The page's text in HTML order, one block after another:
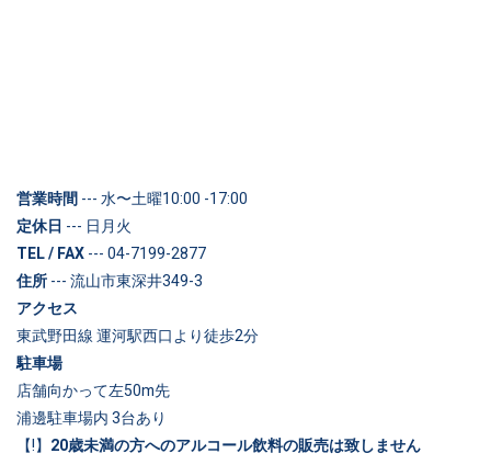
営業時間--- 水〜土曜10:00 -17:00
定休日 --- 日月火
TEL / FAX--- 04-7199-2877
住所--- 流山市東深井349-3
アクセス
東武野田線 運河駅西口より徒歩2分
駐車場
店舗向かって左50m先
浦邊駐車場内 3台あり
【!】 20歳未満の方へのアルコール飲料の販売は致しません